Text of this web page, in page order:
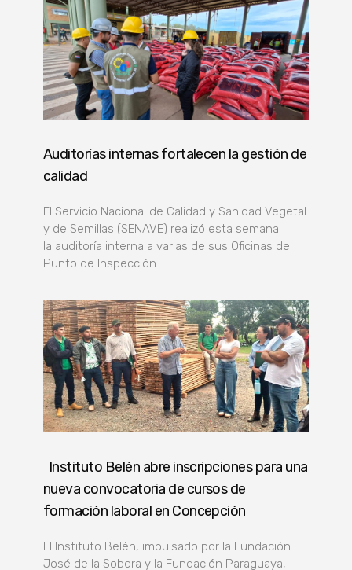
Auditorías internas fortalecen la gestión de
calidad
El Servicio Nacional de Calidad y Sanidad Vegetal
y de Semillas (SENAVE) realizó esta semana
la auditoría interna a varias de sus Oficinas de
Punto de Inspección
Instituto Belén abre inscripciones para una
nueva convocatoria de cursos de
formación laboral en Concepción
El Instituto Belén, impulsado por la Fundación
José de la Sobera y la Fundación Paraguaya,